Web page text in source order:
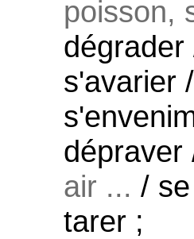
poisson,
s'avarier
dépraver
air ... /
tarer ;